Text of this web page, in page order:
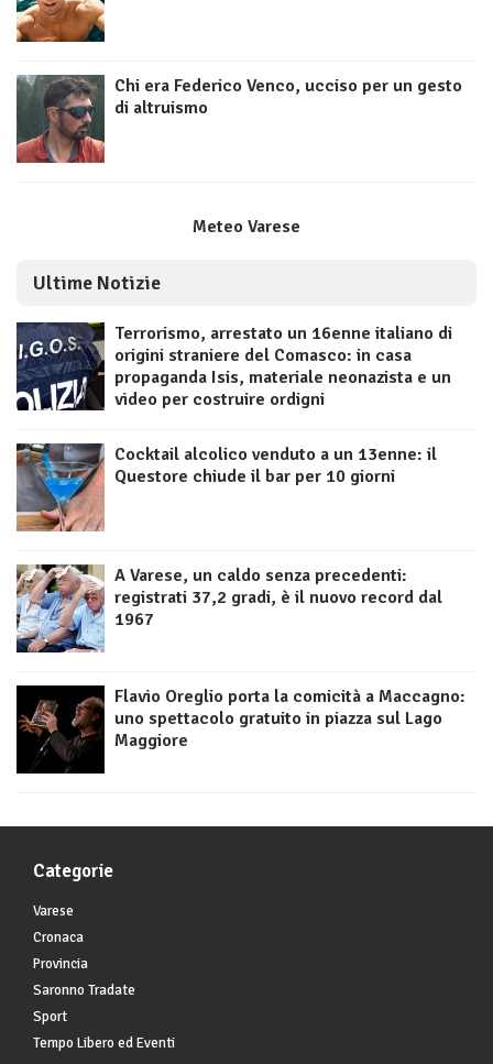
Chi era Federico Venco, ucciso per un gesto
di altruismo
Meteo Varese
Ultime Notizie
Terrorismo, arrestato un 16enne italiano di
origini straniere del Comasco: in casa
propaganda Isis, materiale neonazista e un
video per costruire ordigni
Cocktail alcolico venduto a un 13enne: il
Questore chiude il bar per 10 giorni
A Varese, un caldo senza precedenti:
registrati 37,2 gradi, è il nuovo record dal
1967
Flavio Oreglio porta la comicità a Maccagno:
uno spettacolo gratuito in piazza sul Lago
Maggiore
Categorie
Varese
Cronaca
Provincia
Saronno Tradate
Sport
Tempo Libero ed Eventi